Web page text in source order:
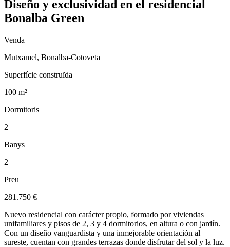
Diseño y exclusividad en el residencial
Bonalba Green
Venda
Mutxamel, Bonalba-Cotoveta
Superfície construïda
100 m²
Dormitoris
2
Banys
2
Preu
281.750 €
Nuevo residencial con carácter propio, formado por viviendas
unifamiliares y pisos de 2, 3 y 4 dormitorios, en altura o con jardín.
Con un diseño vanguardista y una inmejorable orientación al
sureste, cuentan con grandes terrazas donde disfrutar del sol y la luz.